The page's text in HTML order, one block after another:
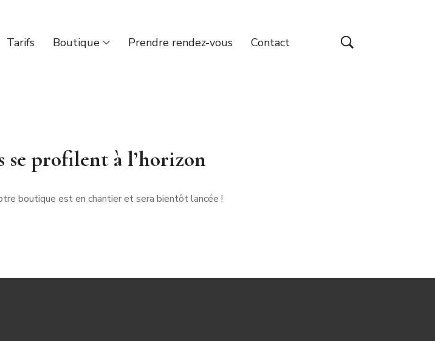
Tarifs Boutique Prendre rendez-vous Contact
se profilent à l’horizon
boutique est en chantier et sera bientôt lancée !